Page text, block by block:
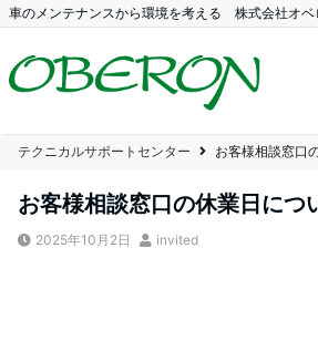
車のメンテナンスから環境を考える 株式会社オベ
テクニカルサポートセンター お客様相談窓口
お客様相談窓口の休業日につ
2025年10月2日 invited